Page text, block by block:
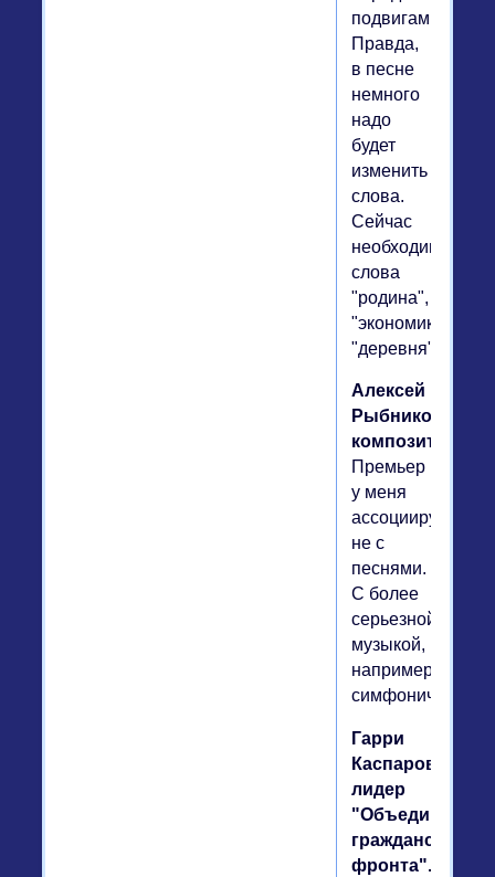
подвигам.
Правда,
в песне
немного
надо
будет
изменить
слова.
Сейчас
необходимы
слова
"родина",
"экономика",
"деревня".
Алексей
Рыбников,
композитор.
Премьер
у меня
ассоциируется
не с
песнями.
С более
серьезной
музыкой,
например
симфонической.
Гарри
Каспаров,
лидер
гражданского
фронта".